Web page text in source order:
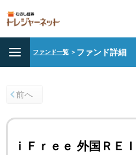
ファンド一覧 ＞ ファンド詳細
前へ
ｉＦｒｅｅ 外国ＲＥ